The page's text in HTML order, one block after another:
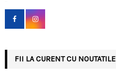
f
r
FII LA CURENT CU NOUTATILE